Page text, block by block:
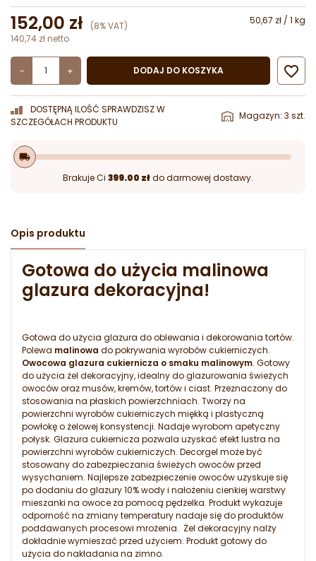
152,00 zł (8% VAT)
50,67 zł / 1 kg
140,74 zł netto
- + DODAJ DO KOSZYKA 
DOSTĘPNĄ ILOŚĆ SPRAWDZISZ W
SZCZEGÓŁACH PRODUKTU
Magazyn: 3 szt.
local_shipping
Brakuje Ci 399.00 złdo darmowej dostawy.
Opis produktu
Gotowa do użycia malinowa
glazura dekoracyjna!
Gotowa do użycia glazura do oblewania i dekorowania tortów.
Polewa malinowa do pokrywania wyrobów cukierniczych.
Owocowa glazura cukiernicza o smaku malinowym. Gotowy
do użycia żel dekoracyjny, idealny do glazurowania świeżych
owoców oraz musów, kremów, tortów i ciast. Przeznaczony do
stosowania na płaskich powierzchniach. Tworzy na
powierzchni wyrobów cukierniczych miękką i plastyczną
powłokę o żelowej konsystencji. Nadaje wyrobom apetyczny
połysk. Glazura cukiernicza pozwala uzyskać efekt lustra na
powierzchni wyrobów cukierniczych. Decorgel może być
stosowany do zabezpieczania świeżych owoców przed
wysychaniem. Najlepsze zabezpieczenie owoców uzyskuje się
po dodaniu do glazury 10% wody i nałożeniu cienkiej warstwy
mieszanki na owoce za pomocą pędzelka. Produkt wykazuje
odporność na zmiany temperatury nadaje się do produktów
poddawanych procesowi mrożenia. Żel dekoracyjny nalży
dokładnie wymieszać przed użyciem. Produkt gotowy do
użycia do nakładania na zimno.